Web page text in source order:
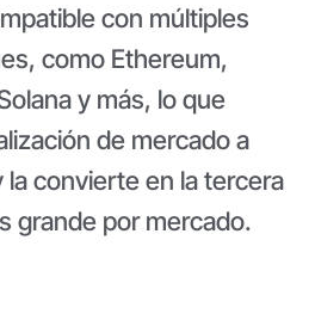
con múltiples
como Ethereum,
y más, lo que
de mercado a
convierte en la tercera
grande por mercado.